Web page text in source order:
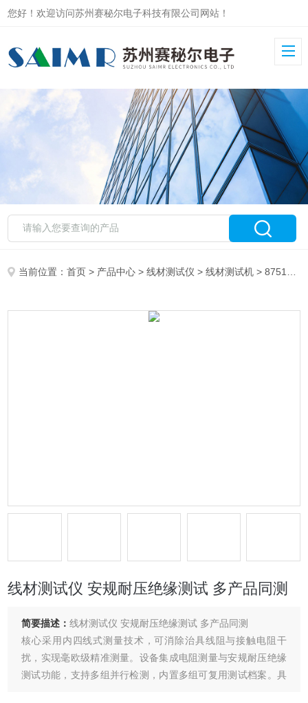
您好！欢迎访问苏州赛秘尔电子科技有限公司网站！
当前位置：首页 > 产品中心 >线材测试仪 >线材测试机 > 8751线材测试仪 安规耐压绝缘测试 多产品同测
线材测试仪 安规耐压绝缘测试 多产品同测
简要描述：线材测试仪 安规耐压绝缘测试 多产品同测
核心采用内四线式测量技术，可消除治具线阻与接触电阻干
扰，实现毫欧级精准测量。设备集成电阻测量与安规耐压绝缘
测试功能，支持多组并行检测，内置多组可复用测试档案。具